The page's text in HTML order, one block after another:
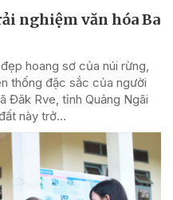
nghiệm văn hóa Ba
hoang sơ của núi rừng,
thống đặc sắc của người
Đăk Rve, tỉnh Quảng Ngãi
này trở...